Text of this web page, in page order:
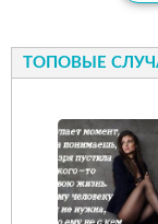
ТОПОВЫЕ